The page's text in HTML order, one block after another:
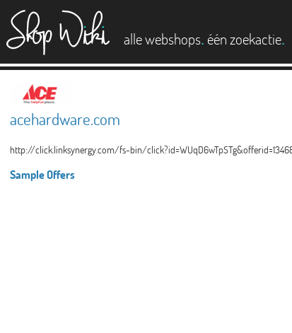
alle webshops. één zoekactie.
acehardware.com
http://click.linksynergy.com/fs-bin/
Sample Offers